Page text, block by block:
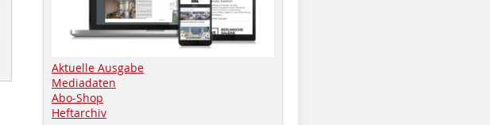
Aktuelle Ausgabe
Mediadaten
Abo-Shop
Heftarchiv